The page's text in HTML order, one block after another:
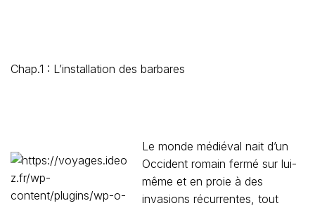
Chap.1 : L’installation des barbares
Le monde médiéval nait d’un
Occident romain fermé sur lui-
même et en proie à des
invasions récurrentes, tout